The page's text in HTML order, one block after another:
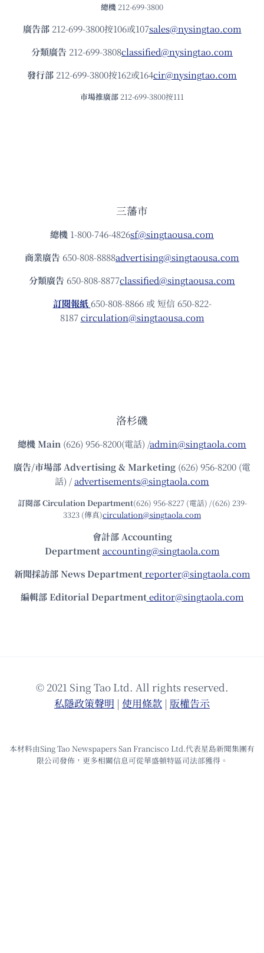
總機 212-699-3800
廣告部212-699-3800按106或107sales@nysingtao.com
分類廣告 212-699-3808classified@nysingtao.com
發⾏部 212-699-3800按162或164cir@nysingtao.com
市場推廣部 212-699-3800按111
三藩市
總機 1-800-746-4826sf@singtaousa.com
商業廣告 650-808-8888advertising@singtaousa.com
分類廣告 650-808-8877classified@singtaousa.com
訂閱報紙 650-808-8866 或 短信 650-822-
8187circulation@singtaousa.com
洛杉磯
總機Main (626) 956-8200(電話) /admin@singtaola.com
廣告/市場部Advertising & Marketing (626) 956-8200 (電
話) /advertisements@singtaola.com
訂閱部 Circulation Department(626) 956-8227 (電話) /(626) 239-
3323 (傳真)circulation@singtaola.com
會計部 Accounting
Department accounting@singtaola.com
新聞採訪部 News Department reporter@singtaola.com
編輯部 Editorial Department editor@singtaola.com
© 2021 Sing Tao Ltd. All rights reserved.
私隱政策聲明 | 使⽤條款 | 版權告⽰
本材料由Sing Tao Newspapers San Francisco Ltd.代表星島新聞集團有
限公司發佈，更多相關信息可從華盛頓特區司法部獲得。